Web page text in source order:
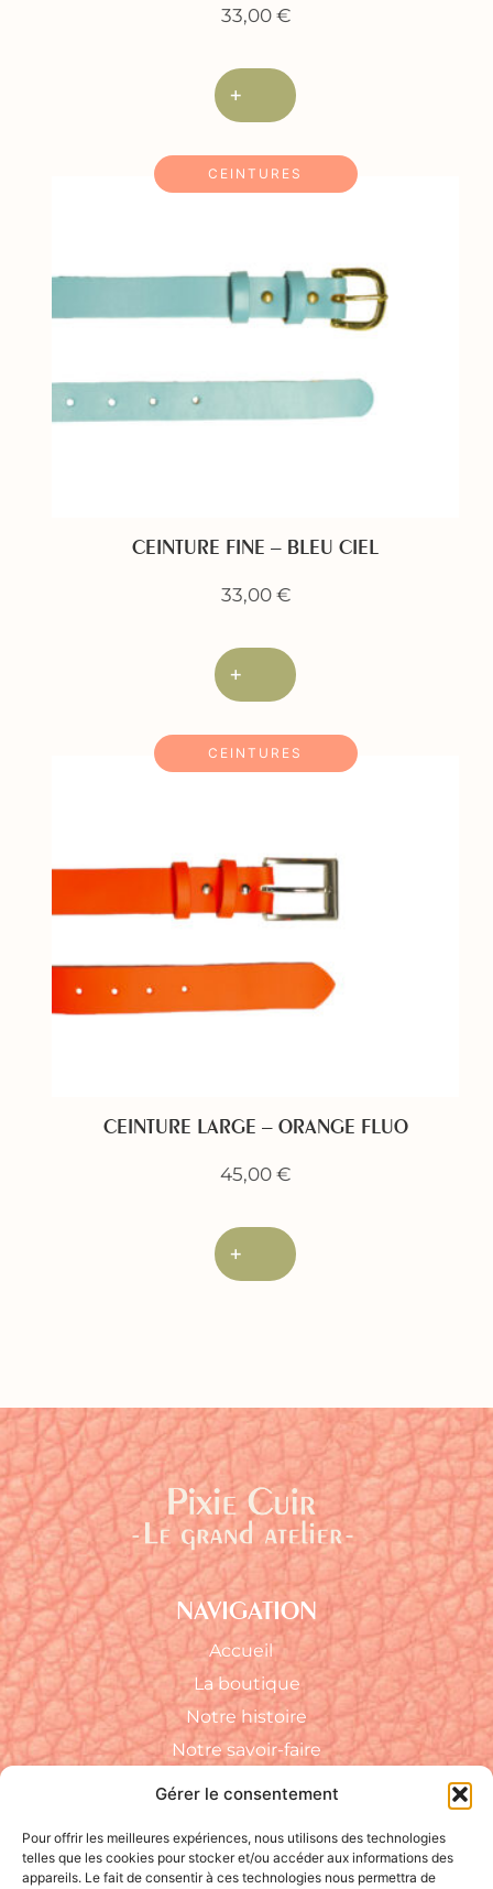
Gérer le consentement
Pour offrir les meilleures expériences, nous utilisons des technologies
telles que les cookies pour stocker et/ou accéder aux informations des
appareils. Le fait de consentir à ces technologies nous permettra de
33,00 €
+
CEINTURES
CEINTURE FINE – BLEU CIEL
33,00 €
+
CEINTURES
CEINTURE LARGE – ORANGE FLUO
45,00€
+
NAVIGATION
Accueil
La boutique
Notre histoire
Notre savoir-faire
RÉSEAUX SOCIAUX